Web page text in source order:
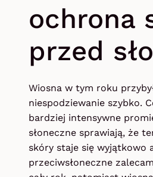
ochrona
przed
Wiosna w tym roku
niespodziewanie szybko.
bardziej intensywne
słoneczne sprawiają, że
skóry staje się wyjątkowo
przeciwsłoneczne